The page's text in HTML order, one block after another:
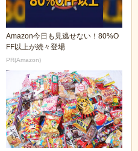
Amazon今日も見逃せない！80%O
FF以上が続々登場
PR(Amazon)